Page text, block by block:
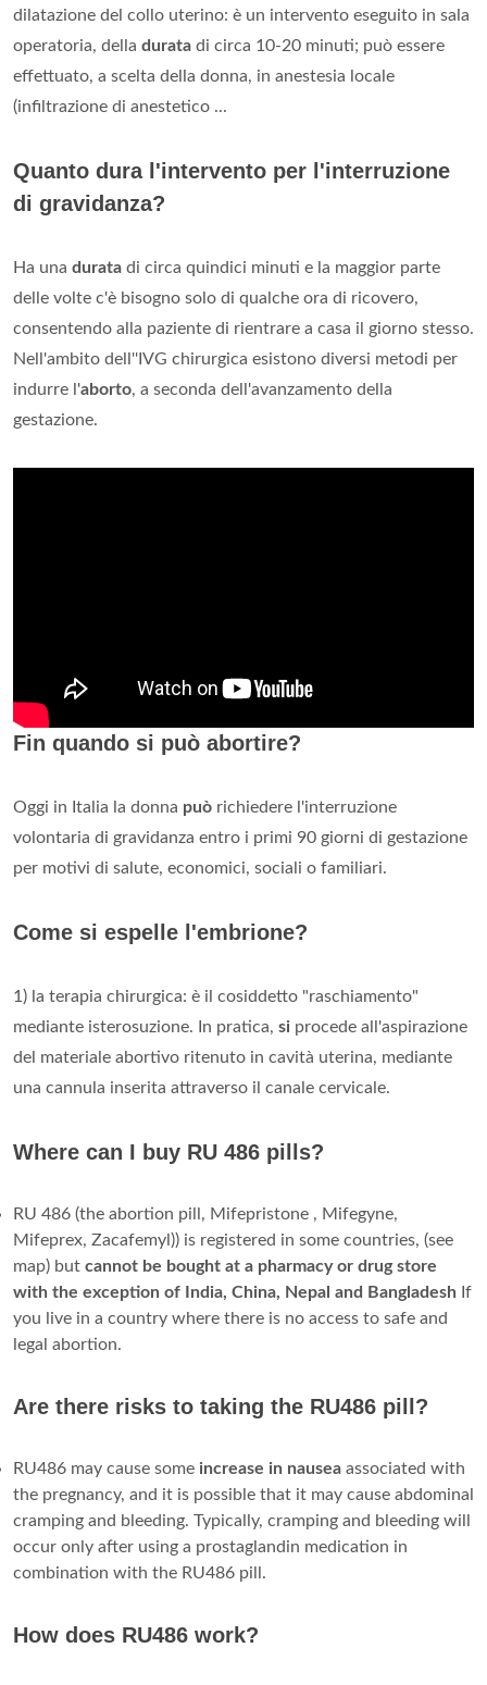
dilatazione del collo uterino: è un intervento eseguito in sala
operatoria, della durata di circa 10-20 minuti; può essere
effettuato, a scelta della donna, in anestesia locale
(infiltrazione di anestetico ...
Quanto dura l'intervento per l'interruzione
di gravidanza?
Ha una durata di circa quindici minuti e la maggior parte
delle volte c'è bisogno solo di qualche ora di ricovero,
consentendo alla paziente di rientrare a casa il giorno stesso.
Nell'ambito dell''IVG chirurgica esistono diversi metodi per
indurre l'aborto, a seconda dell'avanzamento della
gestazione.
Fin quando si può abortire?
Oggi in Italia la donna può richiedere l'interruzione
volontaria di gravidanza entro i primi 90 giorni di gestazione
per motivi di salute, economici, sociali o familiari.
Come si espelle l'embrione?
1) la terapia chirurgica: è il cosiddetto "raschiamento"
mediante isterosuzione. In pratica, si procede all'aspirazione
del materiale abortivo ritenuto in cavità uterina, mediante
una cannula inserita attraverso il canale cervicale.
Where can I buy RU 486 pills?
RU 486 (the abortion pill, Mifepristone , Mifegyne,
Mifeprex, Zacafemyl)) is registered in some countries, (see
map) but cannot be bought at a pharmacy or drug store
with the exception of India, China, Nepal and Bangladesh If
you live in a country where there is no access to safe and
legal abortion.
Are there risks to taking the RU486 pill?
RU486 may cause some increase in nausea associated with
the pregnancy, and it is possible that it may cause abdominal
cramping and bleeding. Typically, cramping and bleeding will
occur only after using a prostaglandin medication in
combination with the RU486 pill.
How does RU486 work?